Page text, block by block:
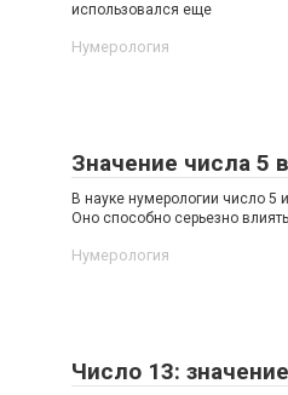
использовался еще
Нумерология
Значение числа 5
В науке нумерологии число 5
Оно способно серьезно
Нумерология
Число 13: